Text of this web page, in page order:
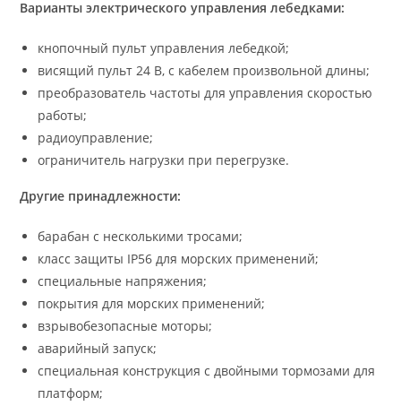
Варианты электрического управления лебедками:
кнопочный пульт управления лебедкой;
висящий пульт 24 В, с кабелем произвольной длины;
преобразователь частоты для управления скоростью
работы;
радиоуправление;
ограничитель нагрузки при перегрузке.
Другие принадлежности:
барабан с несколькими тросами;
класс защиты IP56 для морских применений;
специальные напряжения;
покрытия для морских применений;
взрывобезопасные моторы;
аварийный запуск;
специальная конструкция с двойными тормозами для
платформ;